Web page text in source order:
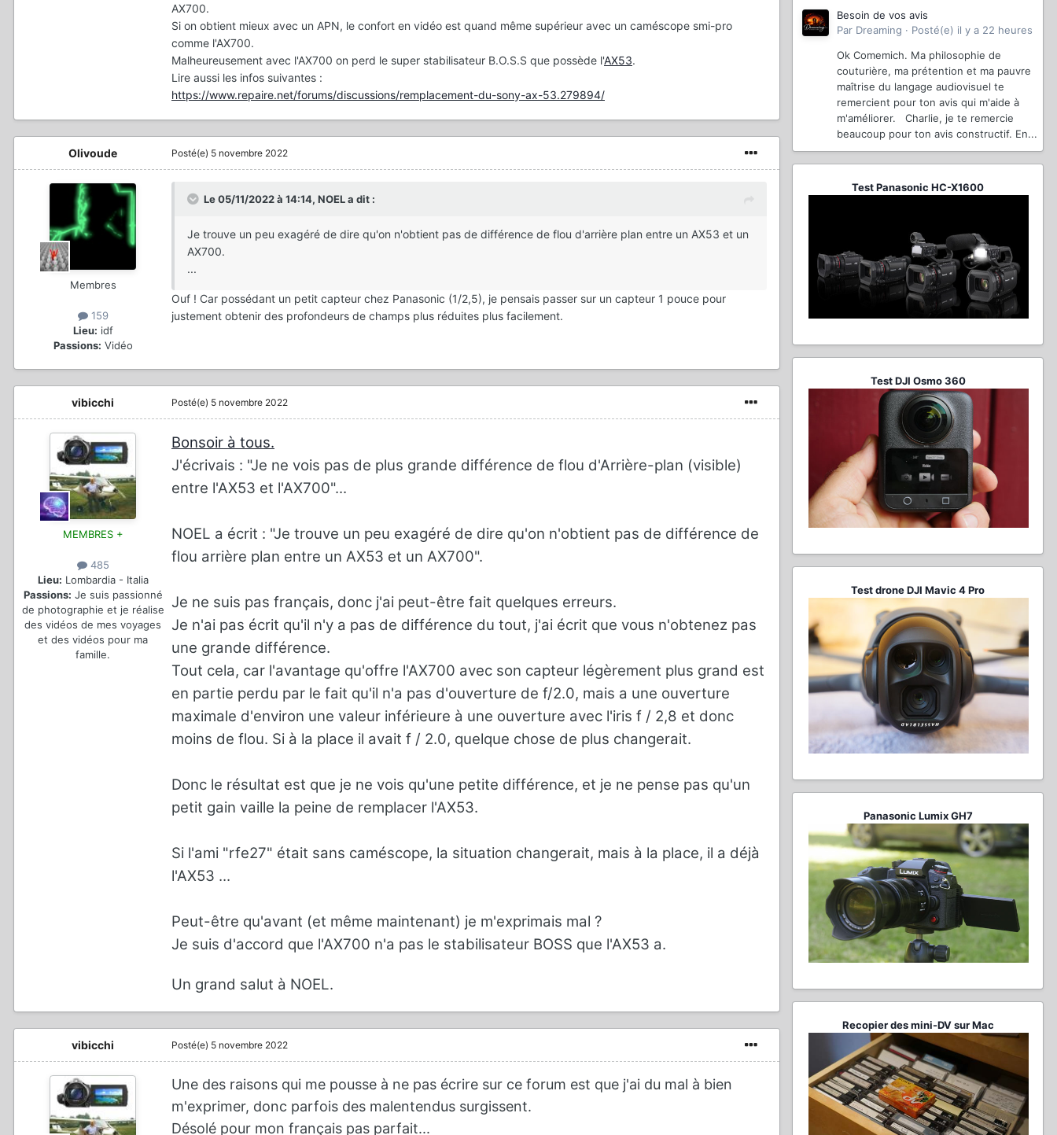
AX700.
Si on obtient mieux avec un APN, le confort en vidéo est quand même supérieur avec un caméscope smi-pro
comme l'AX700.
Malheureusement avec l'AX700 on perd le super stabilisateur B.O.S.S que possède l'AX53.
Lire aussi les infos suivantes :
https://www.repaire.net/forums/discussions/remplacement-du-sony-ax-53.279894/
Olivoude
Membres
159
Lieu: idf
Passions: Vidéo
Posté(e) 5 novembre 2022
Le 05/11/2022 à 14:14, NOELa dit :
Je trouve un peu exagéré de dire qu'on n'obtient pas de différence de flou d'arrière plan entre un AX53 et un
AX700.
...
Ouf ! Car possédant un petit capteur chez Panasonic (1/2,5), je pensais passer sur un capteur 1 pouce pour
justement obtenir des profondeurs de champs plus réduites plus facilement.
vibicchi
MEMBRES +
485
Lieu: Lombardia - Italia
Passions: Je suis passionné
de photographie et je réalise
des vidéos de mes voyages
et des vidéos pour ma
famille.
Posté(e) 5 novembre 2022
Bonsoir à tous.
J'écrivais : "Je ne vois pas de plus grande différence de flou d'Arrière-plan (visible)
entre l'AX53 et l'AX700"...
NOEL a écrit : "Je trouve un peu exagéré de dire qu'on n'obtient pas de différence de
flou arrière plan entre un AX53 et un AX700".
Je ne suis pas français, donc j'ai peut-être fait quelques erreurs.
Je n'ai pas écrit qu'il n'y a pas de différence du tout, j'ai écrit que vous n'obtenez pas
une grande différence.
Tout cela, car l'avantage qu'offre l'AX700 avec son capteur légèrement plus grand est
en partie perdu par le fait qu'il n'a pas d'ouverture de f/2.0, mais a une ouverture
maximale d'environ une valeur inférieure à une ouverture avec l'iris f / 2,8 et donc
moins de flou. Si à la place il avait f / 2.0, quelque chose de plus changerait.
Donc le résultat est que je ne vois qu'une petite différence, et je ne pense pas qu'un
petit gain vaille la peine de remplacer l'AX53.
Si l'ami "rfe27" était sans caméscope, la situation changerait, mais à la place, il a déjà
l'AX53 ...
Peut-être qu'avant (et même maintenant) je m'exprimais mal ?
Je suis d'accord que l'AX700 n'a pas le stabilisateur BOSS que l'AX53 a.
Un grand salut à NOEL.
vibicchi Posté(e) 5 novembre 2022
Une des raisons qui me pousse à ne pas écrire sur ce forum est que j'ai du mal à bien
m'exprimer, donc parfois des malentendus surgissent.
Désolé pour mon français pas parfait...
Besoin de vos avis
Par Dreaming · Posté(e) il y a 22 heures
Ok Comemich. Ma philosophie de
couturière, ma prétention et ma pauvre
maîtrise du langage audiovisuel te
remercient pour ton avis qui m'aide à
m'améliorer. Charlie, je te remercie
beaucoup pour ton avis constructif. En...
Test Panasonic HC-X1600
Test DJI Osmo 360
Test drone DJI Mavic 4 Pro
Panasonic Lumix GH7
Recopier des mini-DV sur Mac